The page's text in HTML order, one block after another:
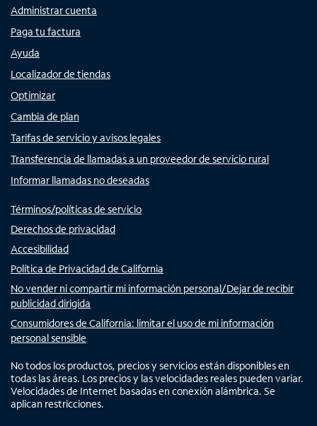
Administrar cuenta
Paga tu factura
Ayuda
Localizador de tiendas
Optimizar
Cambia de plan
Tarifas de servicio y avisos legales
Transferencia de llamadas a un proveedor de servicio rural
Informar llamadas no deseadas
Términos/políticas de servicio
Derechos de privacidad
Accesibilidad
Política de Privacidad de California
No vender ni compartir mi información personal/Dejar de recibir
publicidad dirigida
Consumidores de California: limitar el uso de mi información
personal sensible
No todos los productos, precios y servicios están disponibles en
todas las áreas. Los precios y las velocidades reales pueden variar.
Velocidades de Internet basadas en conexión alámbrica. Se
aplican restricciones.